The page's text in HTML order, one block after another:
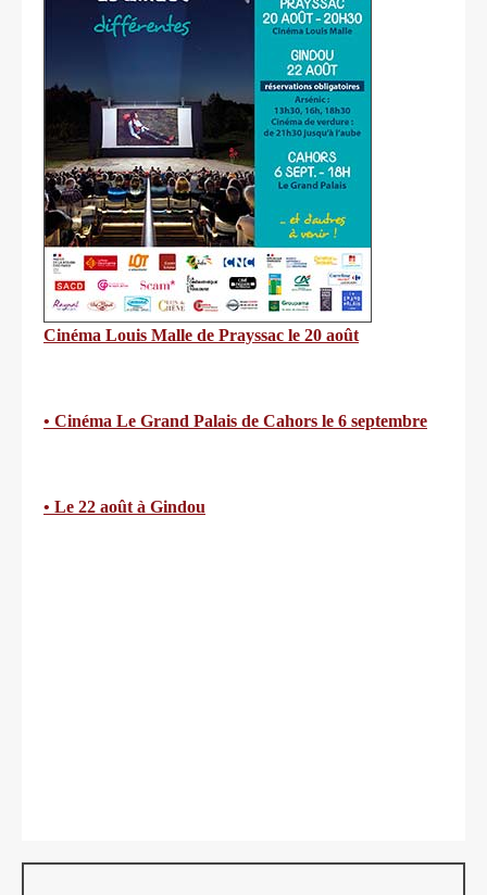
Cinéma Louis Malle de Prayssac le 20 août
• Cinéma Le Grand Palais de Cahors le 6 septembre
• Le 22 août à Gindou